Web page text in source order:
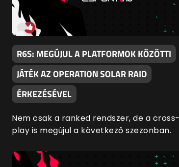
R6S: MEGÚJUL A PLATFORMOK KÖZÖTTI
JÁTÉK AZ OPERATION SOLAR RAID
ÉRKEZÉSÉVEL
Nem csak a ranked rendszer, de a cross-
play is megújul a következő szezonban.